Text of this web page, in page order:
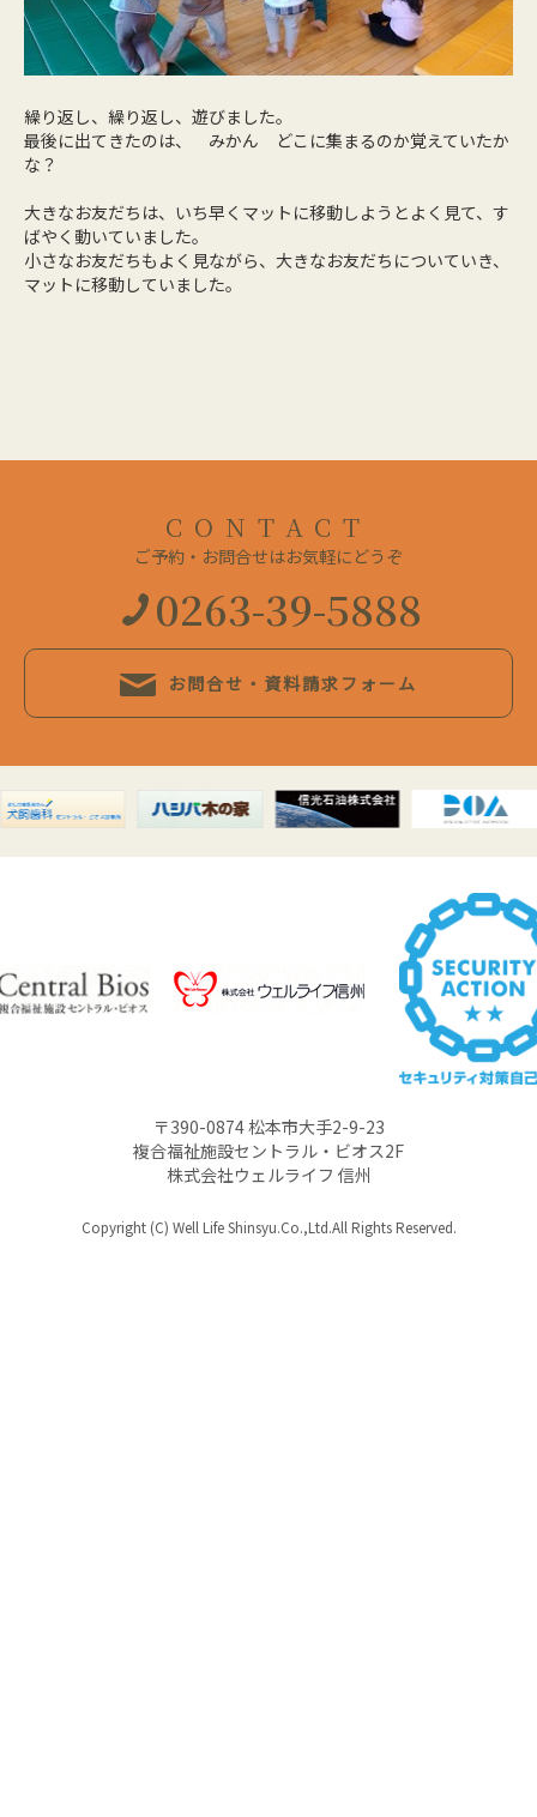
繰り返し、繰り返し、遊びました。
最後に出てきたのは、 みかん どこに集まるのか覚えていたか
な？
大きなお友だちは、いち早くマットに移動しようとよく見て、す
ばやく動いていました。
小さなお友だちもよく見ながら、大きなお友だちについていき、
マットに移動していました。
CONTACT
ご予約・お問合せはお気軽にどうぞ
0263-39-5888
お問合せ・資料請求フォーム
〒390-0874 松本市大手2-9-23
複合福祉施設セントラル・ビオス2F
株式会社ウェルライフ 信州
Copyright (C) Well Life Shinsyu.Co.,Ltd.All Rights Reserved.